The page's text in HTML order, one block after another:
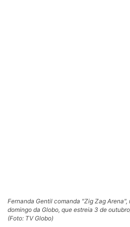
Fernanda Gentil comanda "Zig Zag
domingo da Globo, que estreia 3 de
(Foto: TV Globo)